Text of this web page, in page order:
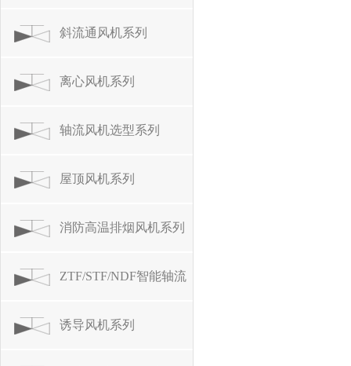
斜流通风机系列
离心风机系列
轴流风机选型系列
屋顶风机系列
消防高温排烟风机系列
ZTF/STF/NDF智能轴流
风机
诱导风机系列